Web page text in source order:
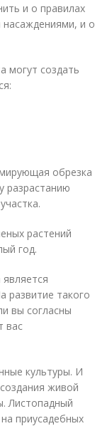
и о правилах
насаждениями, и о
могут создать
обрезка
разрастанию
растений
год.
развитие такого
вы согласны
вас
культуры. И
живой
Листопадный
приусадебных